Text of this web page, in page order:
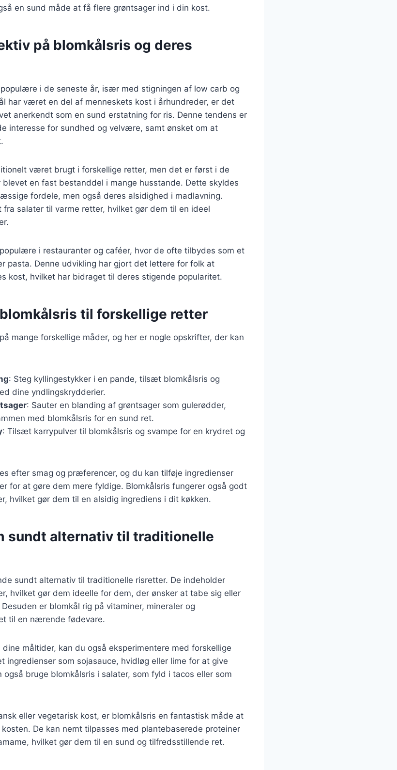
en sund måde at få flere grøntsager ind i din kost.
på blomkålsris og deres
i de seneste år, især med stigningen af low carb og
har været en del af menneskets kost i århundreder, er det
anerkendt som en sund erstatning for ris. Denne tendens er
interesse for sundhed og velvære, samt ønsket om at
været brugt i forskellige retter, men det er først i de
blevet en fast bestanddel i mange husstande. Dette skyldes
fordele, men også deres alsidighed i madlavning.
fra salater til varme retter, hvilket gør dem til en ideel
i restauranter og caféer, hvor de ofte tilbydes som et
pasta. Denne udvikling har gjort det lettere for folk at
kost, hvilket har bidraget til deres stigende popularitet.
til forskellige retter
mange forskellige måder, og her er nogle opskrifter, der kan
: Steg kyllingestykker i en pande, tilsæt blomkålsris og
dine yndlingskrydderier.
: Sauter en blanding af grøntsager som gulerødder,
med blomkålsris for en sund ret.
: Tilsæt karrypulver til blomkålsris og svampe for en krydret og
efter smag og præferencer, og du kan tilføje ingredienser
for at gøre dem mere fyldige. Blomkålsris fungerer også godt
hvilket gør dem til en alsidig ingrediens i dit køkken.
sundt alternativ til traditionelle
sundt alternativ til traditionelle risretter. De indeholder
hvilket gør dem ideelle for dem, der ønsker at tabe sig eller
er blomkål rig på vitaminer, mineraler og
til en nærende fødevare.
måltider, kan du også eksperimentere med forskellige
ingredienser som sojasauce, hvidløg eller lime for at give
bruge blomkålsris i salater, som fyld i tacos eller som
eller vegetarisk kost, er blomkålsris en fantastisk måde at
De kan nemt tilpasses med plantebaserede proteiner
hvilket gør dem til en sund og tilfredsstillende ret.